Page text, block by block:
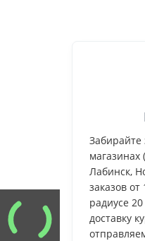
Забирайте
Лабинск,
заказов от
радиусе
доставку